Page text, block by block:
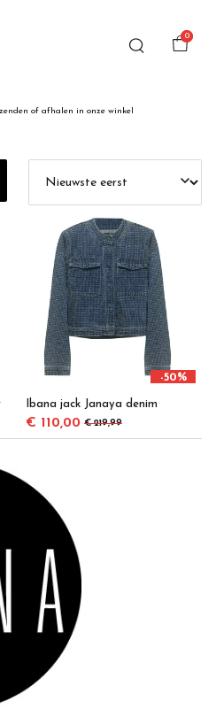
0
of afhalen in onze winkel
-50%
Ibana jack Janaya denim
€ 110,00 € 219,99